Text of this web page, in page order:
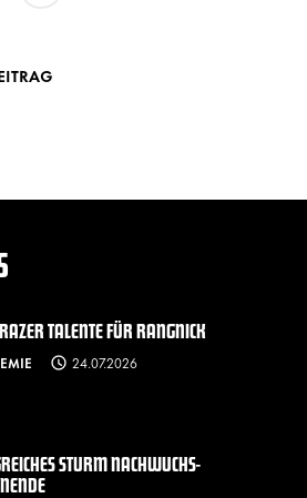
TALENTE FÜR RANGNICK
24.07.2026
STURM NACHWUCHS-